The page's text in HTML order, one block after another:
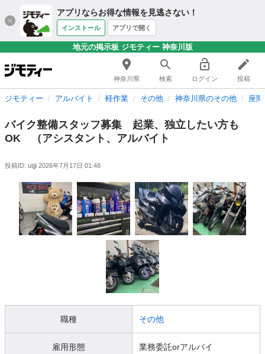
アプリならお得な情報を見逃さない！
インストール アプリで開く
地元の掲示板 ジモティー 神奈川版
神奈川県 検索 ログイン 投稿
ジモティー アルバイト 軽作業 その他 神奈川県のその他 座
バイク整備スタッフ募集 起業、独立したい方も
OK （アシスタント、アルバイト
投稿ID: utjji 2026年7月17日 01:48
職種 その他
雇用形態 業務委託orアルバイ